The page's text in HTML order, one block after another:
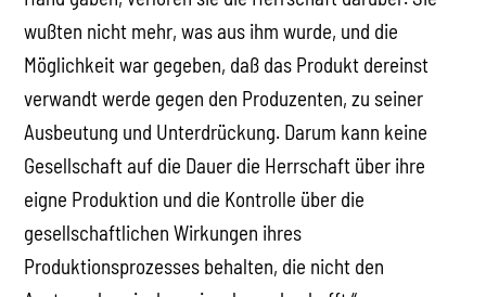
wußten nicht mehr, was aus ihm wurde, und die
Möglichkeit war gegeben, daß das Produkt dereinst
verwandt werde gegen den Produzenten, zu seiner
Ausbeutung und Unterdrückung. Darum kann keine
Gesellschaft auf die Dauer die Herrschaft über ihre
eigne Produktion und die Kontrolle über die
gesellschaftlichen Wirkungen ihres
Produktionsprozesses behalten, die nicht den